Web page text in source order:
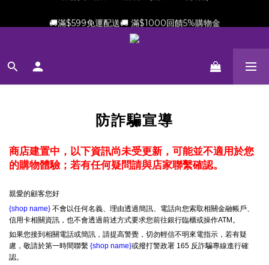
🚚滿$599免運配送🚚 滿$1000回饋5%購物金
新會員加贈$100購物金(滿$699可折抵)
防詐騙宣導
商店建置中，以下資訊尚未受更新，可能並不適用於您
的購物體驗；若有任何疑問請與店家聯繫確認。
親愛的顧客您好
{shop name} 不會以任何名義、理由透過簡訊、電話向您索取相關金融帳戶、
信用卡相關資訊，也不會透過前述方式要求您前往銀行臨櫃或操作ATM。
如果您接到相關電話或簡訊，請提高警覺，切勿輕信不明來電指示，若有疑
慮，敬請於第一時間聯繫 {shop name}或撥打警政署 165 反詐騙專線進行確
認。